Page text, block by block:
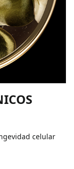
celular